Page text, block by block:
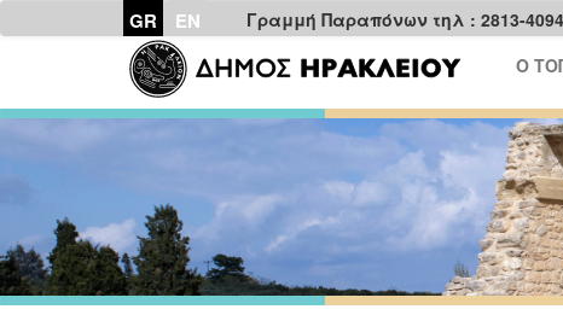
GR EN Γραμμή Παραπόνων τηλ : 2813-
Ο